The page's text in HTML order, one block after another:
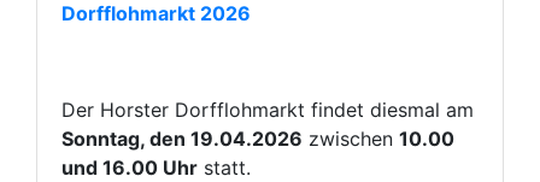
Dorfflohmarkt 2026
Der Horster Dorfflohmarkt findet diesmal am
Sonntag, den 19.04.2026 zwischen 10.00
und 16.00 Uhr statt.